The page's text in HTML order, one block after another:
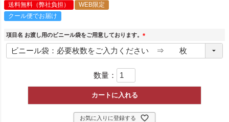
送料無料（弊社負担）
WEB限定
クール便でお届け
項目名 お渡し用のビニール袋をご用意しております。
(
必
数量：
カートに入れる
お気に入りに登録する